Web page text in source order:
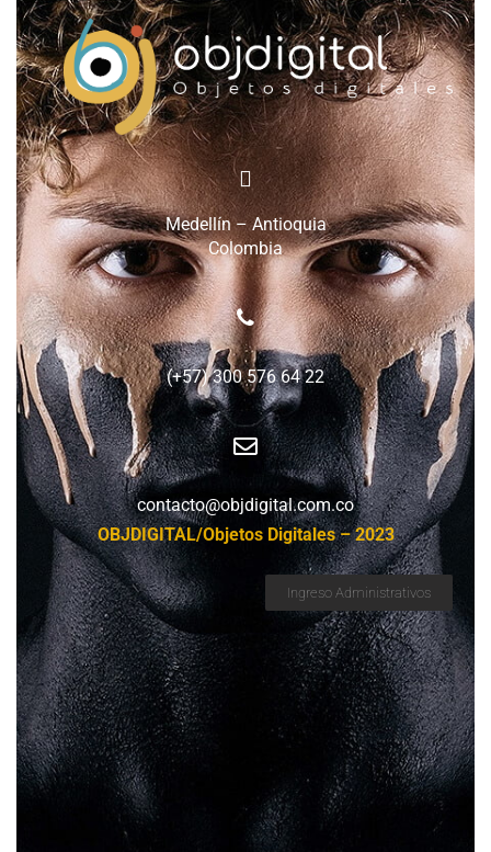
Medellín – Antioquia
Colombia
(+57) 300 576 64 22
contacto@objdigital.com.co
OBJDIGITAL/Objetos Digitales – 2023
Ingreso Administrativos